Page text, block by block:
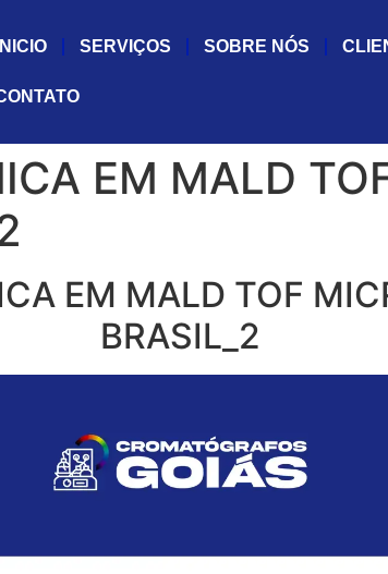
INICIO SERVIÇOS SOBRE NÓS
EM MALD
EM MALD TOF
BRASIL_2